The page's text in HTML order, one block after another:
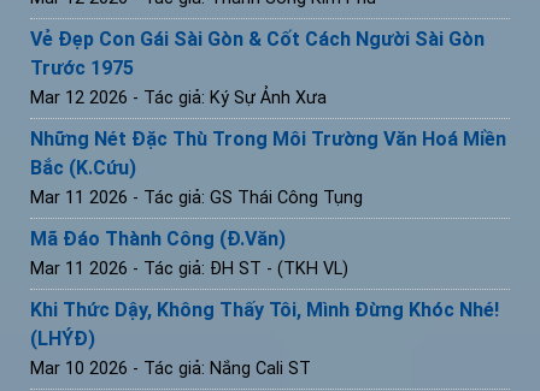
Vẻ Đẹp Con Gái Sài Gòn & Cốt Cách Người Sài Gòn
Trước 1975
Mar 12 2026 - Tác giả: Ký Sự Ảnh Xưa
Những Nét Đặc Thù Trong Môi Trường Văn Hoá Miền
Bắc (K.Cứu)
Mar 11 2026 - Tác giả: GS Thái Công Tụng
Mã Đáo Thành Công (Đ.Văn)
Mar 11 2026 - Tác giả: ĐH ST - (TKH VL)
Khi Thức Dậy, Không Thấy Tôi, Mình Đừng Khóc Nhé!
(LHÝĐ)
Mar 10 2026 - Tác giả: Nắng Cali ST